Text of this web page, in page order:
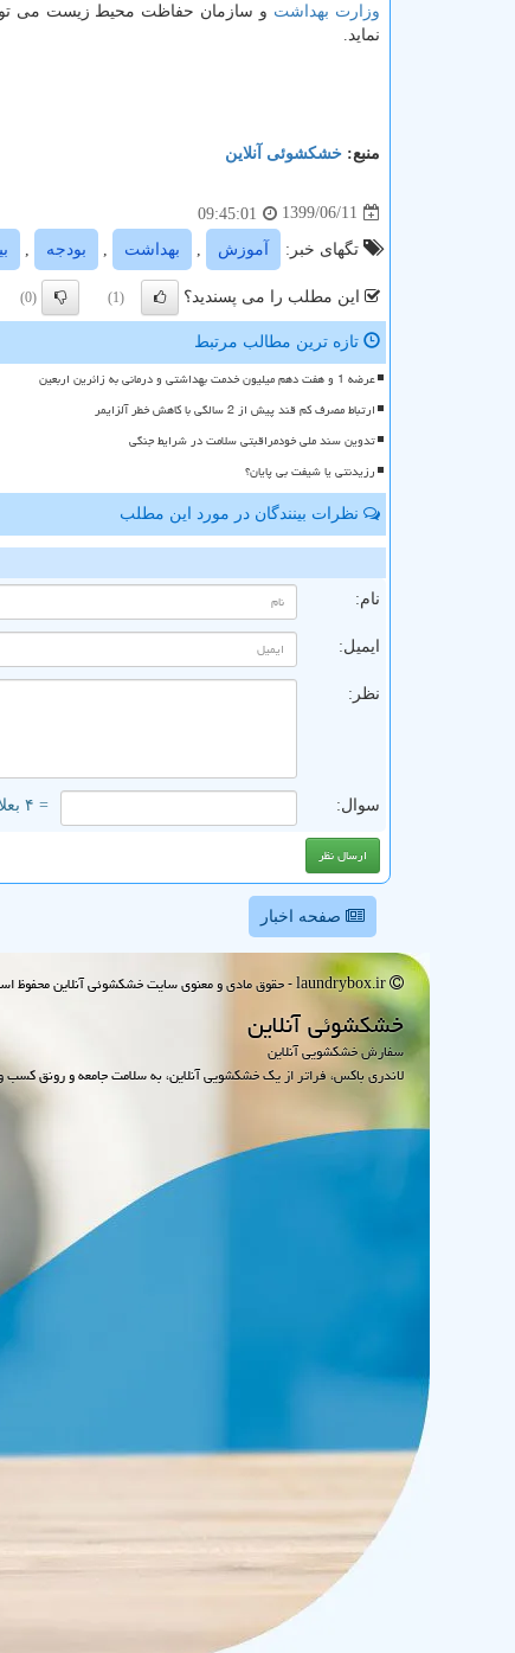
وزارت بهداشت و سازمان حفاظت محیط زیست می
نماید.
منبع: خشكشوئی آنلاین
1399/06/11
09:45:01
تگهای خبر: آموزش بهداشت بودجه
این مطلب را می پسندید؟ (1)
(0)
تازه ترین مطالب مرتبط
عرضه 1 و هفت دهم میلیون خدمت بهداشتی و درمانی به زائرین اربعین
ارتباط مصرف کم قند پیش از 2 سالگی با کاهش خطر آلزایمر
تدوین سند ملی خودمراقبتی سلامت در شرایط جنگی
رزیدنتی یا شیفت بی پایان؟
نظرات بینندگان در مورد این مطلب
نام:
ایمیل:
نظر:
سوال: = ۴ بعلاوه ۲
صفحه اخبار
laundrybox.ir - حقوق مادی و معنوی سایت خشكشوئی آنلاین محفوظ است : 1395~1405
خشكشوئی آنلاین
سفارش خشکشویی آنلاین
لاندری باکس، فراتر از یک خشکشویی آنلاین، به سلامت جامعه و رونق